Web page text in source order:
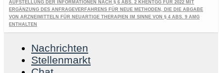
Ergänzung des Anfrageverfahrens für neue Methoden, die die Abgabe
von Arzneimitteln für neuartige Therapien im Sinne von § 4 Abs. 9 AMG
enthalten
Nachrichten
Stellenmarkt